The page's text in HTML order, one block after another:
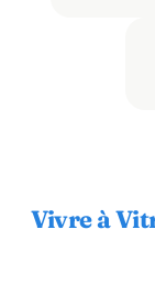
Vivre à